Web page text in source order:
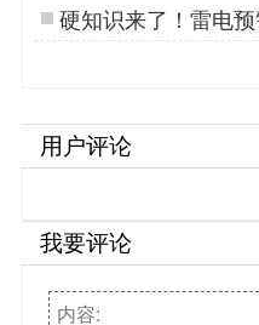
硬知识来了！雷电
择看三点！【易造
用户评论
我要评论